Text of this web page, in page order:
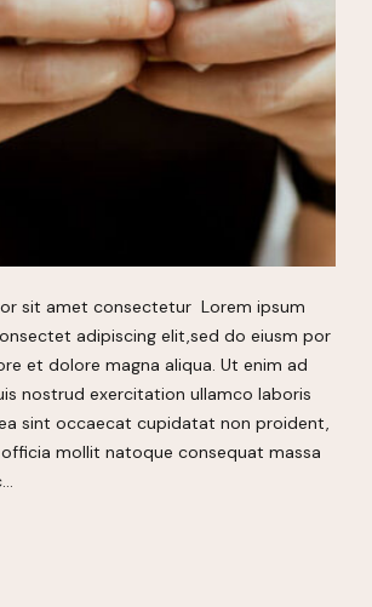
sit amet consectetur Lorem ipsum
adipiscing elit,sed do eiusm por
et dolore magna aliqua. Ut enim ad
nostrud exercitation ullamco laboris
sint occaecat cupidatat non proident,
mollit natoque consequat massa